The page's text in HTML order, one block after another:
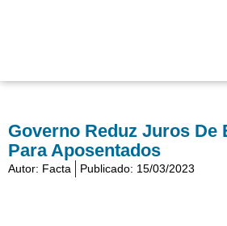
Governo Reduz Juros De
Para Aposentados
Autor: Facta Publicado: 15/03/2023